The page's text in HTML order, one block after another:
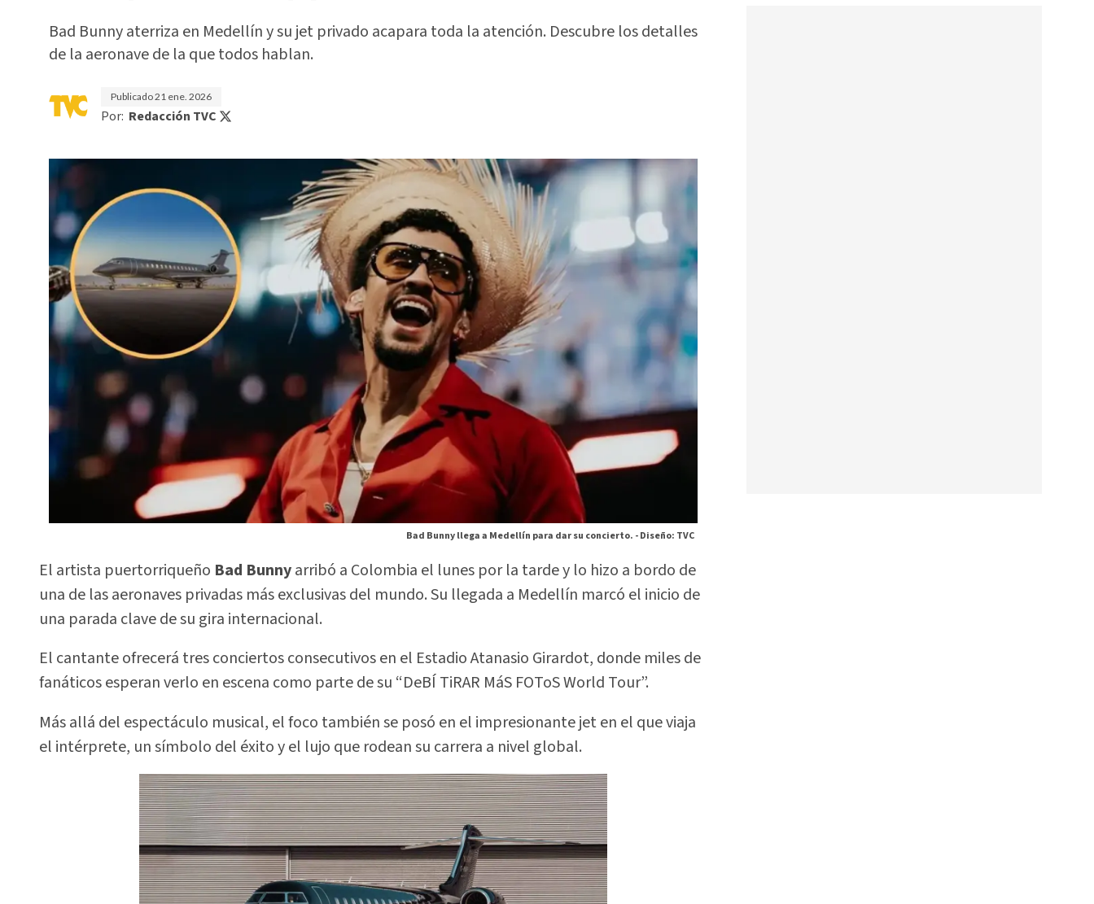
Bad Bunny aterriza en Medellín y su jet privado acapara toda la atención. Descubre los detalles
de la aeronave de la que todos hablan.
Publicado21 ene. 2026
Por: Redacción TVC
Bad Bunny llega a Medellín para dar su concierto. -Diseño: TVC
El artista puertorriqueño Bad Bunnyarribó a Colombia el lunes por la tarde y lo hizo a bordo de
una de las aeronaves privadas más exclusivas del mundo. Su llegada a Medellín marcó el inicio de
una parada clave de su gira internacional.
El cantante ofrecerá tres conciertos consecutivos en el Estadio Atanasio Girardot, donde miles de
fanáticos esperan verlo en escena como parte de su “DeBÍ TiRAR MáS FOToS World Tour”.
Más allá del espectáculo musical, el foco también se posó en el impresionante jet en el que viaja
el intérprete, un símbolo del éxito y el lujo que rodean su carrera a nivel global.